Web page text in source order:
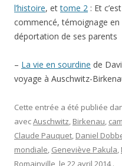
l’histoire, ettome 2 : Et
commencé, témoignage en
déportation de ses parents
– La vie en sourdine de
voyage à Auschwitz-
Cette entrée a été publiée
avecAuschwitz, Birkenau,
Claude Pauquet, Daniel
mondiale, Geneviève Pakula,
Romainville , le 22 avril 2014 .